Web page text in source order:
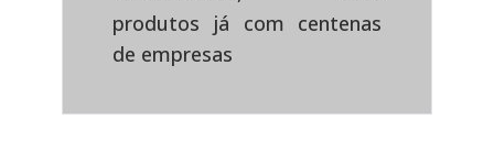
produtos já com centenas
de empresas